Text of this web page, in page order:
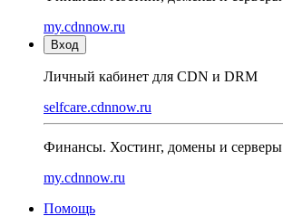
my.cdnnow.ru
Вход
Личный кабинет для CDN и DRM
selfcare.cdnnow.ru
Финансы. Хостинг, домены и серверы
my.cdnnow.ru
Помощь